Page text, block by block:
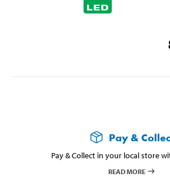
Pay &
Pay & Collect in your local store
READ MORE